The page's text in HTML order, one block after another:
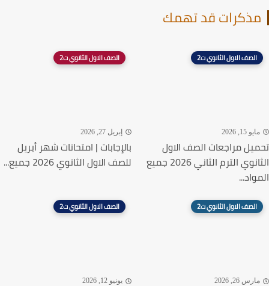
قد تهمك
الصف الاول الثانوي ت2
15, 2026
مراجعات الصف الاول
الثانوي الترم الثاني 2026 جميع
الصف الاول الثانوي ت2
إبريل 27, 2026
بالإجابات | امتحانات شهر أبريل
للصف الاول الثانوي 2026 جميع...
الصف الاول الثانوي ت2
26, 2026
الصف الاول الثانوي ت2
يونيو 12, 2026